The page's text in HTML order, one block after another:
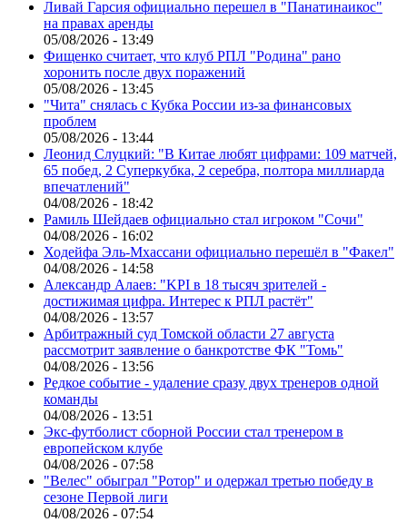
Ливай Гарсия официально перешел в "Панатинаикос"
на правах аренды
05/08/2026 - 13:49
Фищенко считает, что клуб РПЛ "Родина" рано
хоронить после двух поражений
05/08/2026 - 13:45
"Чита" снялась с Кубка России из-за финансовых
проблем
05/08/2026 - 13:44
Леонид Слуцкий: "В Китае любят цифрами: 109 матчей,
65 побед, 2 Суперкубка, 2 серебра, полтора миллиарда
впечатлений"
04/08/2026 - 18:42
Рамиль Шейдаев официально стал игроком "Сочи"
04/08/2026 - 16:02
Ходейфа Эль-Мхассани официально перешёл в "Факел"
04/08/2026 - 14:58
Александр Алаев: "KPI в 18 тысяч зрителей -
достижимая цифра. Интерес к РПЛ растёт"
04/08/2026 - 13:57
Арбитражный суд Томской области 27 августа
рассмотрит заявление о банкротстве ФК "Томь"
04/08/2026 - 13:56
Редкое событие - удаление сразу двух тренеров одной
команды
04/08/2026 - 13:51
Экс-футболист сборной России стал тренером в
европейском клубе
04/08/2026 - 07:58
"Велес" обыграл "Ротор" и одержал третью победу в
сезоне Первой лиги
04/08/2026 - 07:54